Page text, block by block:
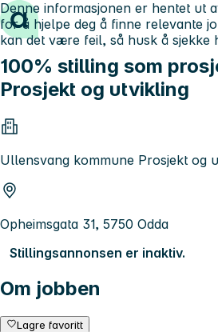
Hopp til innhold
100% stilling som
Prosjekt og utvikling
Ullensvang kommune Prosjekt og
Opheimsgata 31, 5750 Odda
Stillingsannonsen er inaktiv.
Om jobben
Lagre favoritt
Denne informasjonen er hentet ut
for å hjelpe deg å finne relevante
kan det være feil, så husk å sjekke